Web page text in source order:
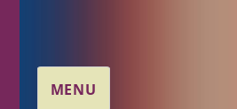
MENU